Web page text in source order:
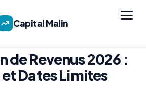
Capital Malin
de Revenus 2026 :
Dates Limites